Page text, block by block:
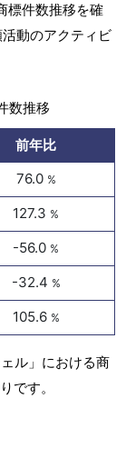
標件数推移を確
動のアクティビ
数推移
前年比
76.0 %
127.3 %
-56.0 %
-32.4 %
105.6 %
ル」における商
です。